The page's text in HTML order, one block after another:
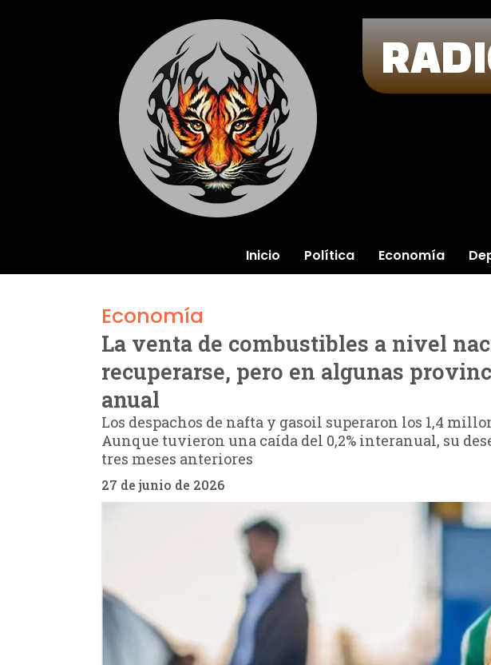
Inicio Política Economía
Economía
La venta de combustibles a nivel
recuperarse, pero en algunas
anual
Los despachos de nafta y gasoil superaron los 1,4
Aunque tuvieron una caída del 0,2% interanual, su
tres meses anteriores
27 de junio de 2026